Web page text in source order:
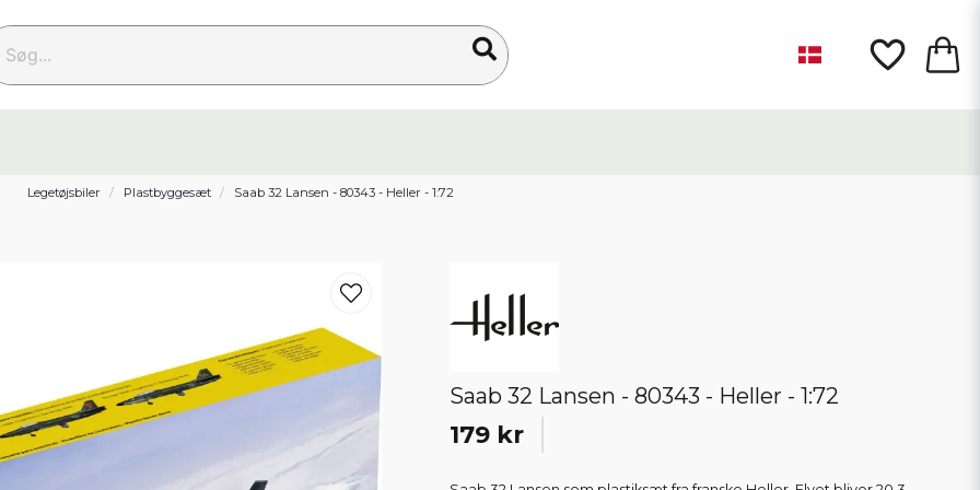
Legetøjsbiler Plastbyggesæt Saab 32 Lansen - 80343 - Heller - 1:72
Saab 32 Lansen - 80343 - Heller - 1:72
179 kr